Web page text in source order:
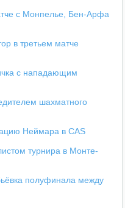
с Монпелье, Бен-Арфа
в третьем матче
с нападающим
шахматного
Неймара в CAS
турнира в Монте-
полуфинала между